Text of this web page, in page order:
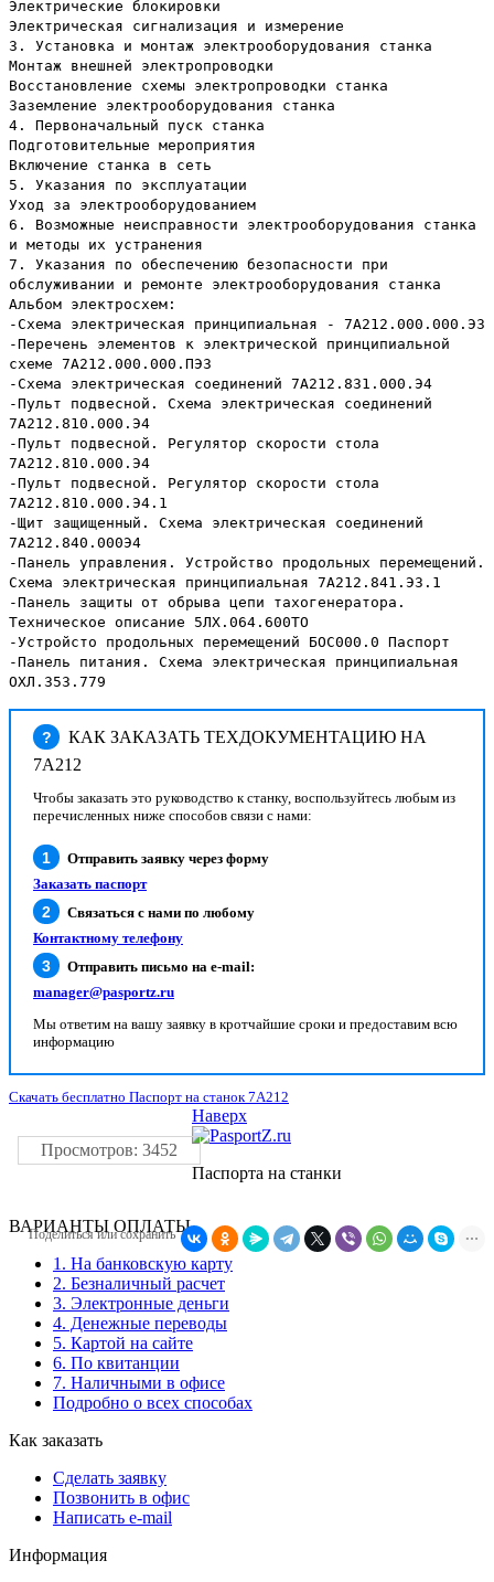
Электрические блокировки
Электрическая сигнализация и измерение
3. Установка и монтаж электрооборудования станка
Монтаж внешней электропроводки
Восстановление схемы электропроводки станка
Заземление электрооборудования станка
4. Первоначальный пуск станка
Подготовительные мероприятия
Включение станка в сеть
5. Указания по эксплуатации
Уход за электрооборудованием
6. Возможные неисправности электрооборудования станка
и методы их устранения
7. Указания по обеспечению безопасности при
обслуживании и ремонте электрооборудования станка
Альбом электросхем:
-Схема электрическая принципиальная - 7А212.000.000.Э3
-Перечень элементов к электрической принципиальной
схеме 7А212.000.000.ПЭ3
-Схема электрическая соединений 7А212.831.000.Э4
-Пульт подвесной. Схема электрическая соединений
7А212.810.000.Э4
-Пульт подвесной. Регулятор скорости стола
7А212.810.000.Э4
-Пульт подвесной. Регулятор скорости стола
7А212.810.000.Э4.1
-Щит защищенный. Схема электрическая соединений
7А212.840.000Э4
-Панель управления. Устройство продольных перемещений.
Схема электрическая принципиальная 7А212.841.Э3.1
-Панель защиты от обрыва цепи тахогенератора.
Техническое описание 5ЛХ.064.600ТО
-Устройсто продольных перемещений БОС000.0 Паспорт
-Панель питания. Схема электрическая принципиальная
ОХЛ.353.779
?
КАК ЗАКАЗАТЬ ТЕХДОКУМЕНТАЦИЮ НА
7А212
Чтобы заказать это руководство к станку, воспользуйтесь любым из
перечисленных ниже способов связи с нами:
Отправить заявку через форму
Заказать паспорт
Связаться с нами по любому
Контактному телефону
Отправить письмо на e-mail:
manager@pasportz.ru
Мы ответим на вашу заявку в кротчайшие сроки и предоставим всю
информацию
Скачать бесплатно Паспорт на станок 7А212
Просмотров: 3452
Поделиться или сохранить
ВАРИАНТЫ ОПЛАТЫ
1. На банковскую карту
2. Безналичный расчет
3. Электронные деньги
4. Денежные переводы
5. Картой на сайте
6. По квитанции
7. Наличными в офисе
Подробно о всех способах
Как заказать
Сделать заявку
Позвонить в офис
Написать e-mail
Информация
Наверх
Паспорта на станки